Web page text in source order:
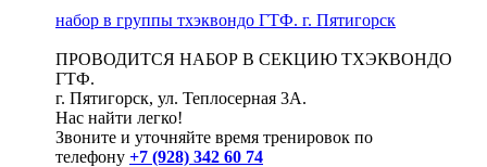
набор в группы тхэквондо ГТФ. г. Пятигорск
ПРОВОДИТСЯ НАБОР В СЕКЦИЮ ТХЭКВОНДО
ГТФ.
г. Пятигорск, ул. Теплосерная 3А.
Нас найти легко!
Звоните и уточняйте время тренировок по
телефону +7 (928) 342 60 74